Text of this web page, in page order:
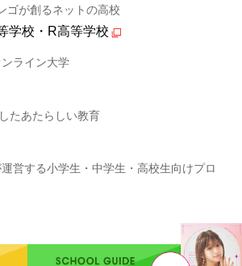
ゴが創るネットの高校
学校・R高等学校
ライン大学
たあたらしい教育
営する小学生・中学生・高校生向けプロ